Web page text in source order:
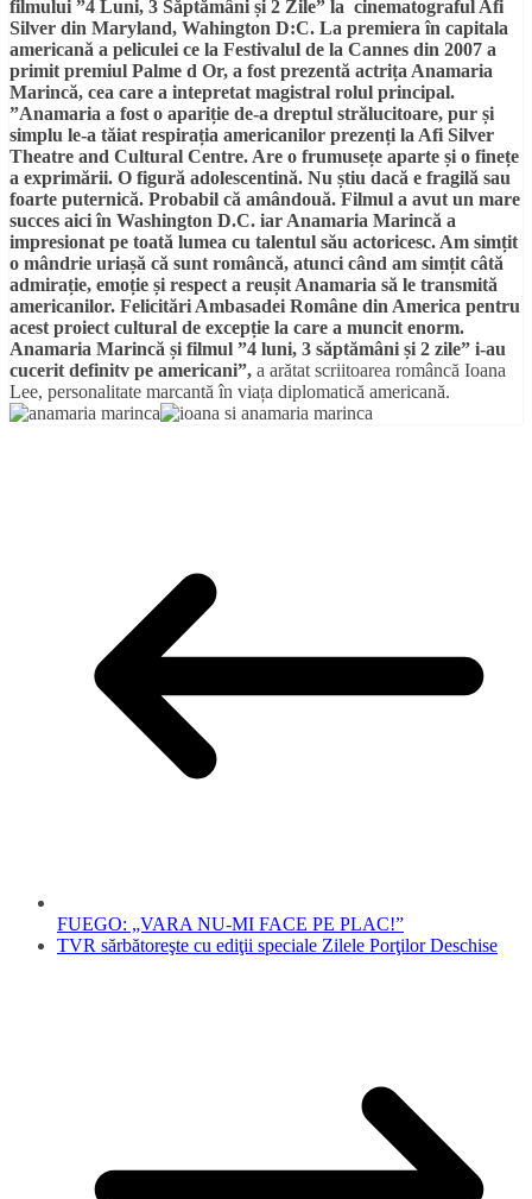
filmului ”4 Luni, 3 Săptămâni și 2 Zile” la cinematograful Afi
Silver din Maryland, Wahington D:C. La premiera în capitala
americană a peliculei ce la Festivalul de la Cannes din 2007 a
primit premiul Palme d Or, a fost prezentă actrița Anamaria
Marincă, cea care a intepretat magistral rolul principal.
”Anamaria a fost o apariție de-a dreptul strălucitoare, pur și
simplu le-a tăiat respirația americanilor prezenți la Afi Silver
Theatre and Cultural Centre. Are o frumusețe aparte și o finețe
a exprimării. O figură adolescentină. Nu știu dacă e fragilă sau
foarte puternică. Probabil că amândouă. Filmul a avut un mare
succes aici în Washington D.C. iar Anamaria Marincă a
impresionat pe toată lumea cu talentul său actoricesc. Am simțit
o mândrie uriașă că sunt româncă, atunci când am simțit câtă
admirație, emoție și respect a reușit Anamaria să le transmită
americanilor. Felicitări Ambasadei Române din America pentru
acest proiect cultural de excepție la care a muncit enorm.
Anamaria Marincă și filmul ”4 luni, 3 săptămâni și 2 zile” i-au
cucerit definitv pe americani”, a arătat scriitoarea româncă Ioana
Lee, personalitate marcantă în viața diplomatică americană.
FUEGO: „VARA NU-MI FACE PE PLAC!”
TVR sărbătoreşte cu ediţii speciale Zilele Porţilor Deschise